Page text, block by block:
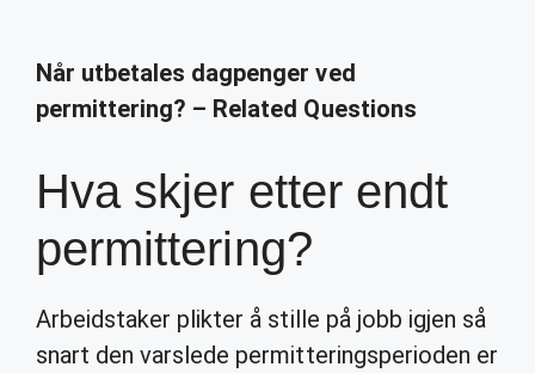
Når utbetales dagpenger ved
permittering? – Related Questions
Hva skjer etter endt
permittering?
Arbeidstaker plikter å stille på jobb igjen så
snart den varslede permitteringsperioden er